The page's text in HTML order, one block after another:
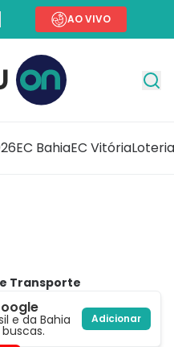
AO VIVO
EC BahiaEC Vitória
Transporte
e da Bahia Adicionar